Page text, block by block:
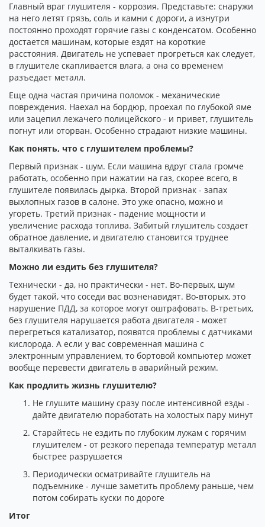
Главный враг глушителя - коррозия. Представьте: снаружи
на него летят грязь, соль и камни с дороги, а изнутри
постоянно проходят горячие газы с конденсатом. Особенно
достается машинам, которые ездят на короткие
расстояния. Двигатель не успевает прогреться как следует,
в глушителе скапливается влага, а она со временем
разъедает металл.
Еще одна частая причина поломок - механические
повреждения. Наехал на бордюр, проехал по глубокой яме
или зацепил лежачего полицейского - и привет, глушитель
погнут или оторван. Особенно страдают низкие машины.
Как понять, что с глушителем проблемы?
Первый признак - шум. Если машина вдруг стала громче
работать, особенно при нажатии на газ, скорее всего, в
глушителе появилась дырка. Второй признак - запах
выхлопных газов в салоне. Это уже опасно, можно и
угореть. Третий признак - падение мощности и
увеличение расхода топлива. Забитый глушитель создает
обратное давление, и двигателю становится труднее
выталкивать газы.
Можно ли ездить без глушителя?
Технически - да, но практически - нет. Во-первых, шум
будет такой, что соседи вас возненавидят. Во-вторых, это
нарушение ПДД, за которое могут оштрафовать. В-третьих,
без глушителя нарушается работа двигателя - может
перегреться катализатор, появятся проблемы с датчиками
кислорода. А если у вас современная машина с
электронным управлением, то бортовой компьютер может
вообще перевести двигатель в аварийный режим.
Как продлить жизнь глушителю?
Не глушите машину сразу после интенсивной езды -
дайте двигателю поработать на холостых пару минут
Старайтесь не ездить по глубоким лужам с горячим
глушителем - от резкого перепада температур металл
быстрее разрушается
Периодически осматривайте глушитель на
подъемнике - лучше заметить проблему раньше, чем
потом собирать куски по дороге
Итог